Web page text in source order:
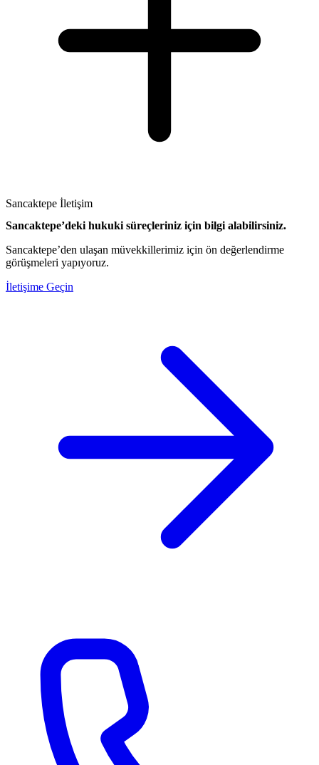
Sancaktepe İletişim
Sancaktepe’deki hukuki süreçleriniz için bilgi alabilirsiniz.
Sancaktepe’den ulaşan müvekkillerimiz için ön değerlendirme
görüşmeleri yapıyoruz.
İletişime Geçin